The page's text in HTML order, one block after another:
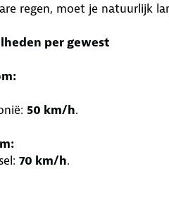
regen, moet je natuurlijk
per gewest
50 km/h.
70 km/h.